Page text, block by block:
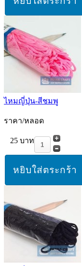
ไหมญี่ปุ่น-สีชมพู
ราคา/หลอด
25 บาท